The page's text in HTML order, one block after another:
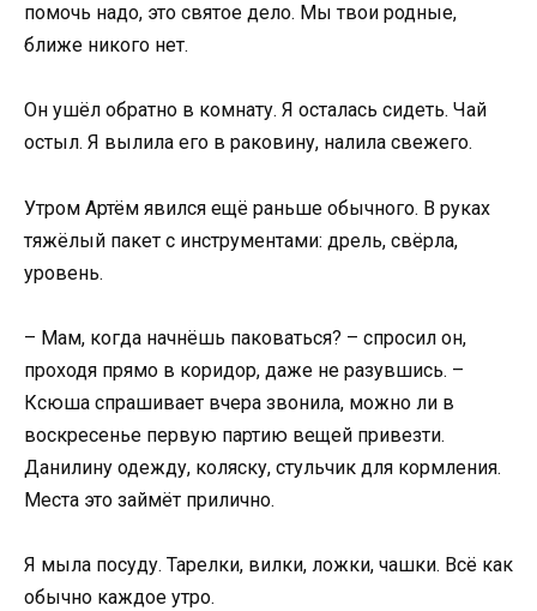
помочь надо, это святое дело. Мы твои родные,
ближе никого нет.
Он ушёл обратно в комнату. Я осталась сидеть. Чай
остыл. Я вылила его в раковину, налила свежего.
Утром Артём явился ещё раньше обычного. В руках
тяжёлый пакет с инструментами: дрель, свёрла,
уровень.
– Мам, когда начнёшь паковаться? – спросил он,
проходя прямо в коридор, даже не разувшись. –
Ксюша спрашивает вчера звонила, можно ли в
воскресенье первую партию вещей привезти.
Данилину одежду, коляску, стульчик для кормления.
Места это займёт прилично.
Я мыла посуду. Тарелки, вилки, ложки, чашки. Всё как
обычно каждое утро.